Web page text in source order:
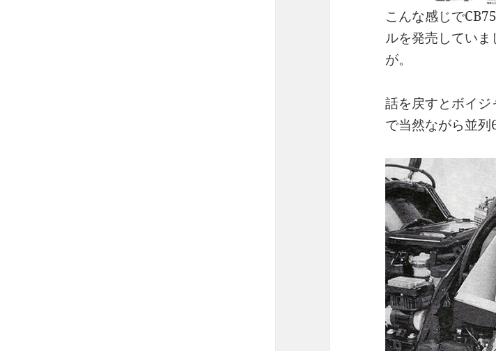
こんな感じで
ルを発売してい
が。
話を戻すとボイ
で当然ながら並列